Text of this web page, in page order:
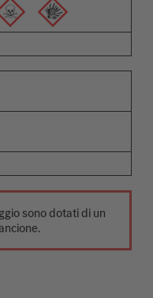
sono dotati di un